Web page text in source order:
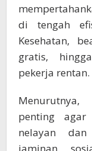
di tengah
Kesehatan,
gratis,
pekerja rentan.
penting agar
nelayan
jaminan